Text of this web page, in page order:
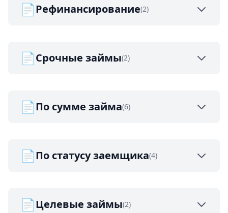
📄Рефинансирование(2)
📄Срочные займы(2)
📄По сумме займа(6)
📄По статусу заемщика(4)
📄Целевые займы(2)